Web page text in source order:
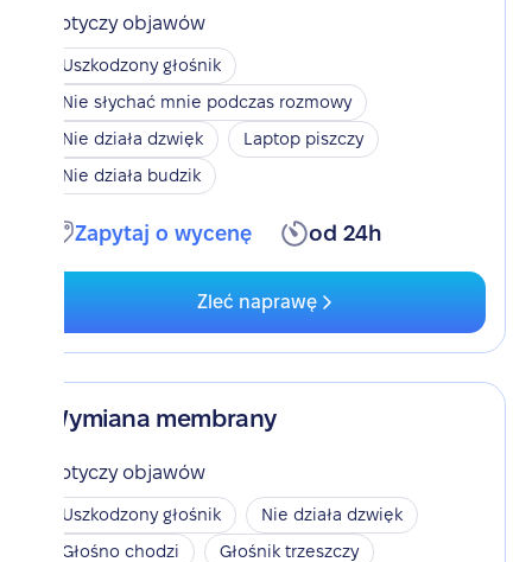
Dotyczy objawów
Uszkodzony głośnik
Nie słychać mnie podczas rozmowy
Nie działa dzwięk
Laptop piszczy
Nie działa budzik
Zapytaj o wycenę od 24h
Zleć naprawę
Wymiana membrany
Dotyczy objawów
Uszkodzony głośnik
Nie działa dzwięk
Głośno chodzi
Głośnik trzeszczy